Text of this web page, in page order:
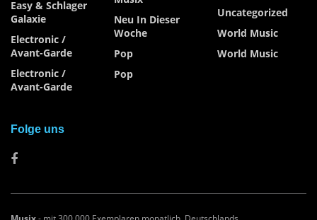
Easy & Schlager
Galaxie
Electronic /
Avant-Garde
Electronic /
Avant-Garde
Neu In Dieser
Woche
Pop
Pop
Uncategorized
World Music
World Music
Folge uns